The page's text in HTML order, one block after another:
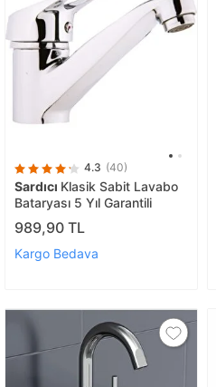
4.3 (40)
Sardıcı Klasik Sabit Lavabo
Bataryası 5 Yıl Garantili
989,90 TL
Kargo Bedava